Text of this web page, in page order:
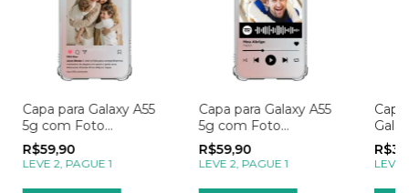
Capa para Galaxy A55
5g com Foto
Momentos Post no
Instagram
R$59,90
LEVE 2, PAGUE 1
Capa para Galaxy A55
5g com Foto
Momentos Spotify
R$59,90
LEVE 2, PAGUE 1
Rosa
LEVE